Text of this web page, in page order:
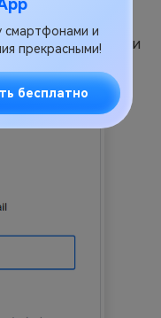
смартфонами и
прекрасными!
бесплатно
компьютере Mac и